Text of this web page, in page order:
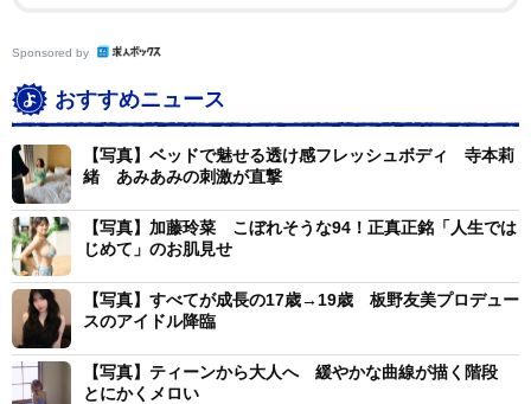
Sponsored by
おすすめニュース
【写真】ベッドで魅せる透け感フレッシュボディ 寺本莉
緒 あみあみの刺激が直撃
【写真】加藤玲菜 こぼれそうな94！正真正銘「人生では
じめて」のお肌見せ
【写真】すべてが成長の17歳→19歳 板野友美プロデュー
スのアイドル降臨
【写真】ティーンから大人へ 緩やかな曲線が描く階段
とにかくメロい